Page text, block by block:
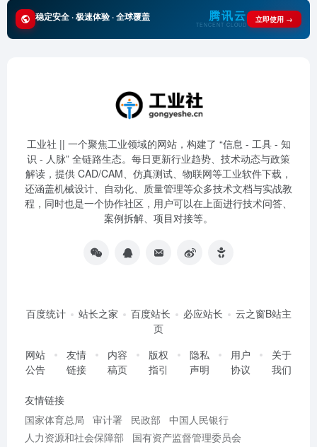
稳定安全 · 极速体验 · 全球覆盖 腾讯云
TENCENT CLOUD
立即使用 →
工业社 || 一个聚焦工业领域的网站，构建了 “信息 - 工具 - 知
识 - 人脉” 全链路生态。每日更新行业趋势、技术动态与政策
解读，提供 CAD/CAM、仿真测试、物联网等工业软件下载，
还涵盖机械设计、自动化、质量管理等众多技术文档与实战教
程，同时也是一个协作社区，用户可以在上面进行技术问答、
案例拆解、项目对接等。
百度统计 站长之家 百度站长 必应站长
云之窗B站主
页
网站
公告
友情
链接
内容
稿页
版权
指引
隐私
声明
用户
协议
关于
我们
友情链接
国家体育总局
审计署 民政部
中国人民银行
人力资源和社会保障部
国有资产监督管理委员会